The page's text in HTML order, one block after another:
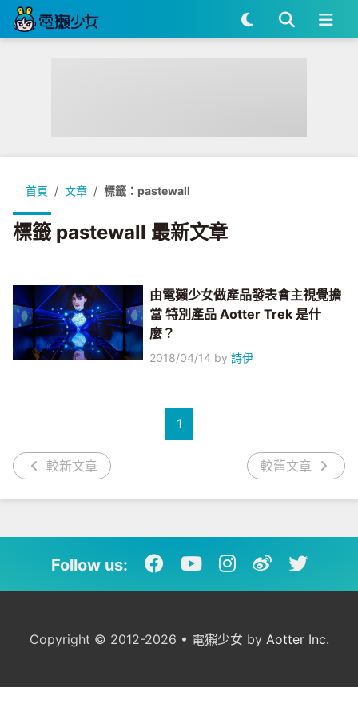
首頁 文章 標籤：pastewall
標籤 pastewall 最新文章
由電獺少女做產品發表會主視覺擔
當 特別產品 Aotter Trek 是什
麼？
2018/04/14 by詩伊
較新文章
1
較舊文章
Follow us:
Copyright © 2012-2026 • 電獺少女 by Aotter Inc.